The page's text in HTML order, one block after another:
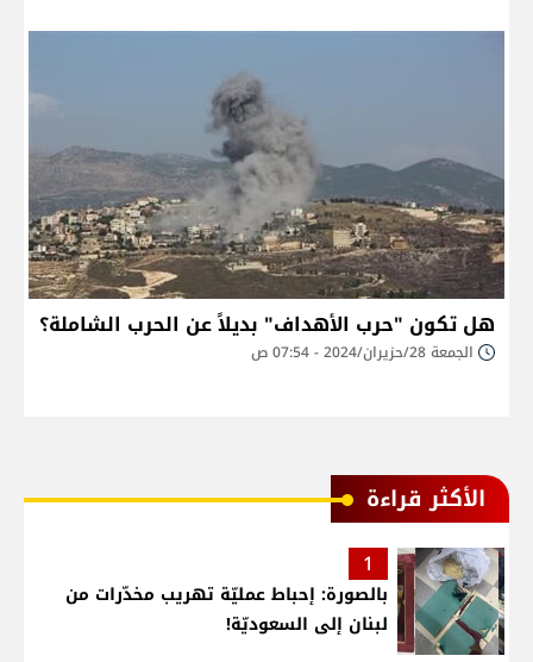
هل تكون "حرب الأهداف" بديلاً عن الحرب الشاملة؟
الجمعة 28/حزيران/2024 - 07:54 ص
الأكثر قراءة
1
بالصورة: إحباط عمليّة تهريب مخدّرات من
لبنان إلى السعوديّة!